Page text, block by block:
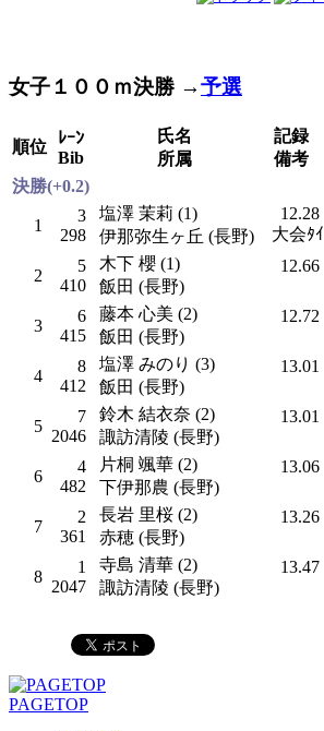
女子１００ｍ決勝 →予選
順位
ﾚｰﾝ
Bib
氏名
所属
記録
備考
決勝(+0.2)
1
3
298
塩澤 茉莉 (1)
伊那弥生ヶ丘 (長野)
12.28
大会ﾀｲ
2
5
410
木下 櫻 (1)
飯田 (長野)
12.66
3
6
415
藤本 心美 (2)
飯田 (長野)
12.72
4
8
412
塩澤 みのり (3)
飯田 (長野)
13.01
5
7
2046
鈴木 結衣奈 (2)
諏訪清陵 (長野)
13.01
6
4
482
片桐 颯華 (2)
下伊那農 (長野)
13.06
7
2
361
長岩 里桜 (2)
赤穂 (長野)
13.26
8
1
2047
寺島 清華 (2)
諏訪清陵 (長野)
13.47
PAGETOP